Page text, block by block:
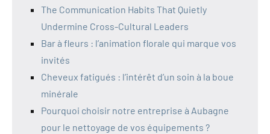
The Communication Habits That Quietly
Undermine Cross-Cultural Leaders
Bar à fleurs : l’animation florale qui marque vos
invités
Cheveux fatigués : l’intérêt d’un soin à la boue
minérale
Pourquoi choisir notre entreprise à Aubagne
pour le nettoyage de vos équipements ?